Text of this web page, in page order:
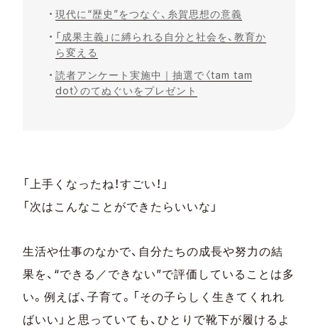
現代に“歴史”をつなぐ、糸賀思想の意義
「成果主義」に縛られる自分と社会を、教育か
ら変える
読者アンケート実施中｜抽選で〈tam tam
dot〉のてぬぐいをプレゼント
「上手くなったね！すごい！」
「次はこんなことができたらいいな」
生活や仕事のなかで、自分たちの成長や努力の結
果を、“できる／できない”で評価していることは多
い。例えば、子育て。「その子らしく生きてくれれ
ばいい」と思っていても、ひとりで靴下が履けるよ